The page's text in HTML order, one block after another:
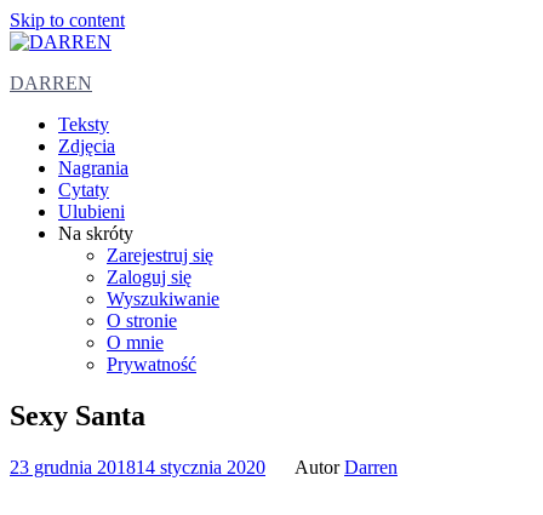
Skip to content
DARREN
Teksty
Zdjęcia
Nagrania
Cytaty
Ulubieni
Na skróty
Zarejestruj się
Zaloguj się
Wyszukiwanie
O stronie
O mnie
Prywatność
Sexy Santa
23 grudnia 201814 stycznia 2020 AutorDarren